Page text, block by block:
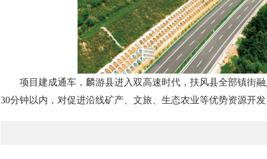
项目建成通车，麟游县进入双高速时代，扶风县全部镇街
30分钟以内，对促进沿线矿产、文旅、生态农业等优势资源开